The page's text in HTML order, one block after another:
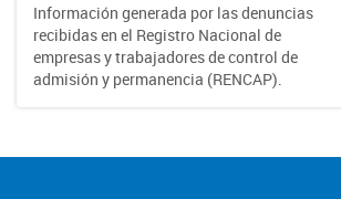
Información generada por las denuncias
recibidas en el Registro Nacional de
empresas y trabajadores de control de
admisión y permanencia (RENCAP).